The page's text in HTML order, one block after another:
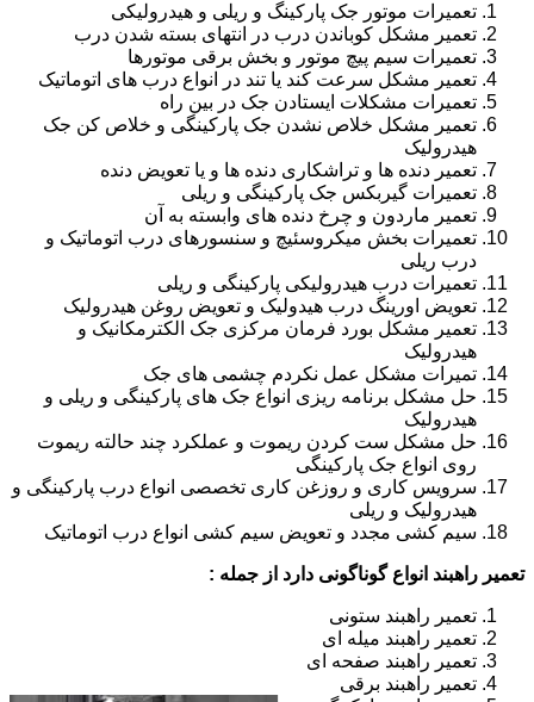
تعمیرات موتور جک پارکینگ و ریلی و هیدرولیکی
تعمیر مشکل کوباندن درب در انتهای بسته شدن درب
تعمیرات سیم پیچ موتور و بخش برقی موتورها
تعمیر مشکل سرعت کند یا تند در انواع درب های اتوماتیک
تعمیرات مشکلات ایستادن جک در بین راه
تعمیر مشکل خلاص نشدن جک پارکینگی و خلاص کن جک
هیدرولیک
تعمیر دنده ها و تراشکاری دنده ها و یا تعویض دنده
تعمیرات گیربکس جک پارکینگی و ریلی
تعمیر ماردون و چرخ دنده های وابسته به آن
تعمیرات بخش میکروسئیچ و سنسورهای درب اتوماتیک و
درب ریلی
تعمیرات درب هیدرولیکی پارکینگی و ریلی
تعویض اورینگ درب هیدولیک و تعویض روغن هیدرولیک
تعمیر مشکل بورد فرمان مرکزی جک الکترمکانیک و
هیدرولیک
تمیرات مشکل عمل نکردم چشمی های جک
حل مشکل برنامه ریزی انواع جک های پارکینگی و ریلی و
هیدرولیک
حل مشکل ست کردن ریموت و عملکرد چند حالته ریموت
روی انواع جک پارکینگی
سرویس کاری و روزغن کاری تخصصی انواع درب پارکینگی و
هیدرولیک و ریلی
سیم کشی مجدد و تعویض سیم کشی انواع درب اتوماتیک
تعمیر راهبند انواع گوناگونی دارد از جمله :
تعمیر راهبند ستونی
تعمیر راهبند میله ای
تعمیر راهبند صفحه ای
تعمیر راهبند برقی